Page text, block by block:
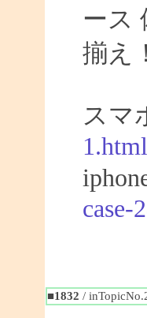
ース
揃え
スマ
1.html
case-
■1832 /